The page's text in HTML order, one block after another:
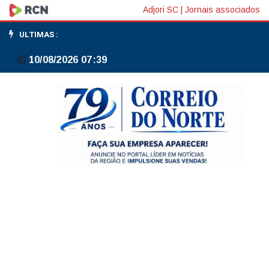
'Estrangeiro
não
tem
estrangeiro
Adjori SC Jornais associados
ULTIMAS :
10/08/2026 07:39